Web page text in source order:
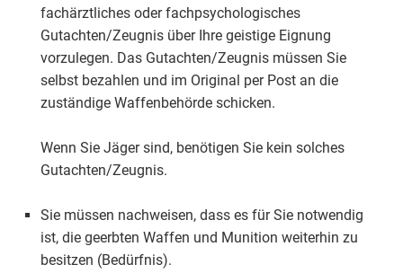
fachärztliches oder fachpsychologisches
Gutachten/Zeugnis über Ihre geistige Eignung
vorzulegen. Das Gutachten/Zeugnis müssen Sie
selbst bezahlen und im Original per Post an die
zuständige Waffenbehörde schicken.
Wenn Sie Jäger sind, benötigen Sie kein solches
Gutachten/Zeugnis.
Sie müssen nachweisen, dass es für Sie notwendig
ist, die geerbten Waffen und Munition weiterhin zu
besitzen (Bedürfnis).